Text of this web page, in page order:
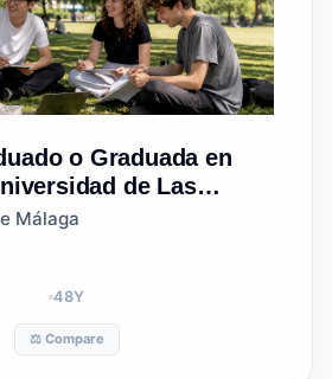
o Graduada en
de Las
Canaria)
Málaga
48Y
⚖️ Compare